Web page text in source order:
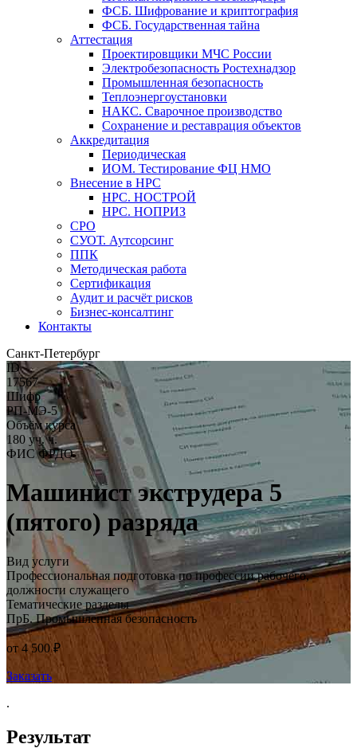
ФСБ. Шифрование и криптография
ФСБ. Государственная тайна
Аттестация
Проектировщики МЧС России
Электробезопасность Ростехнадзор
Промышленная безопасность
Теплоэнергоустановки
НАКС. Сварочное производство
Сохранение и реставрация объектов
Аккредитация
Периодическая
ИОМ. Тестирование ФЦ НМО
Внесение в НРС
НРС. НОСТРОЙ
НРС. НОПРИЗ
СРО
СУОТ. Аутсорсинг
ППК
Методическая работа
Сертификация
Аудит и расчёт рисков
Бизнес-консалтинг
Контакты
Санкт-Петербург
ID
17567
Шифр
РП-МЭ-5
Объём курса
180 уч. ч.
ФИС ФРДО
Машинист экструдера 5
(пятого) разряда
Вид услуги
Профессиональная подготовка по профессии рабочего,
должности служащего
Тематические разделы
ПрБ. Промышленная безопасность
от 4 500 ₽
Заказать
.
Результат